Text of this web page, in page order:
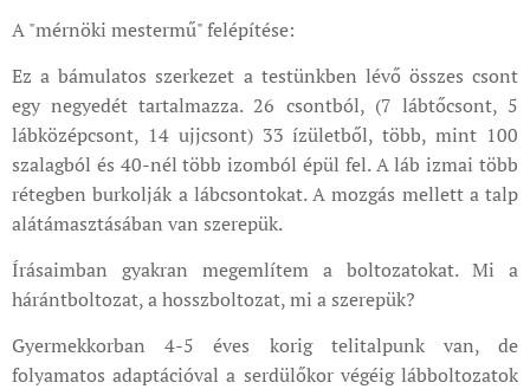
A "mérnöki mestermű" felépítése:
Ez a bámulatos szerkezet a testünkben lévő összes csont
egy negyedét tartalmazza. 26 csontból, (7 lábtőcsont, 5
lábközépcsont, 14 ujjcsont) 33 ízületből, több, mint 100
szalagból és 40-nél több izomból épül fel. A láb izmai több
rétegben burkolják a lábcsontokat. A mozgás mellett a talp
alátámasztásában van szerepük.
Írásaimban gyakran megemlítem a boltozatokat. Mi a
hárántboltozat, a hosszboltozat, mi a szerepük?
Gyermekkorban 4-5 éves korig telitalpunk van, de
folyamatos adaptációval a serdülőkor végéig lábboltozatok